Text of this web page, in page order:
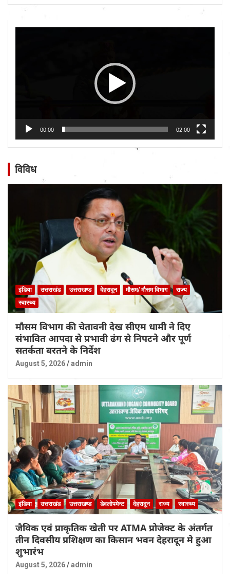
00:00 02:00
विविध
इंडिया उत्तराखंड उत्तराखण्ड देहरादून मौसम/ मौसम विभाग
राज्य
स्वास्थ्य
मौसम विभाग की चेतावनी देख सीएम धामी ने दिए
संभावित आपदा से प्रभावी ढंग से निपटने और पूर्ण
सतर्कता बरतने के निर्देश
August 5, 2026 admin
इंडिया उत्तराखंड उत्तराखण्ड डेवलोपमेन्ट देहरादून राज्य स्वास्थ्य
जैविक एवं प्राकृतिक खेती पर ATMA प्रोजेक्ट के अंतर्गत
तीन दिवसीय प्रशिक्षण का किसान भवन देहरादून मे हुआ
शुभारंभ
August 5, 2026 admin